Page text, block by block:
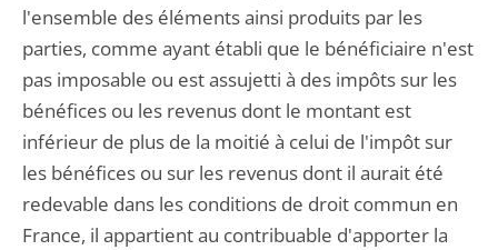
l'ensemble des éléments ainsi produits par les
parties, comme ayant établi que le bénéficiaire n'est
pas imposable ou est assujetti à des impôts sur les
bénéfices ou les revenus dont le montant est
inférieur de plus de la moitié à celui de l'impôt sur
les bénéfices ou sur les revenus dont il aurait été
redevable dans les conditions de droit commun en
France, il appartient au contribuable d'apporter la